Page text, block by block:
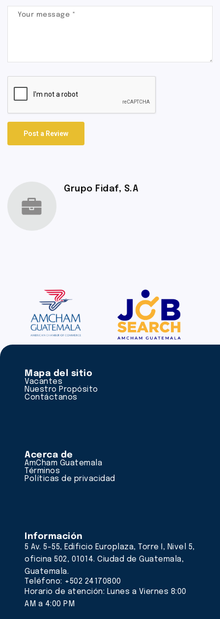
Post a Review
Grupo Fidaf, S.A
Mapa del sitio
Vacantes
Nuestro Propósito
Contáctanos
Acerca de
AmCham Guatemala
Términos
Políticas de privacidad
Información
5 Av. 5-55, Edificio Europlaza, Torre I, Nivel 5,
oficina 502, 01014. Ciudad de Guatemala,
Guatemala.
Teléfono: +502 24170800
Horario de atención: Lunes a Viernes 8:00
AM a 4:00 PM